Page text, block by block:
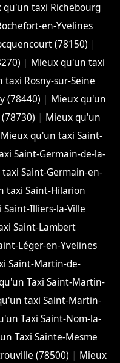
qu'un taxi Richebourg
en-Yvelines
(78150) |
| Mieux qu'un taxi
taxi Rosny-sur-Seine
(78440) | Mieux qu'un
| Mieux qu'un
Mieux qu'un taxi Saint-
Saint-Germain-de-la-
Saint-Germain-en-
taxi Saint-Hilarion
Illiers-la-Ville
Saint-Lambert
Léger-en-Yvelines
Saint-Martin-de-
Taxi Saint-Martin-
taxi Saint-Martin-
Taxi Saint-Nom-la-
Taxi Sainte-Mesme
(78500) | Mieux